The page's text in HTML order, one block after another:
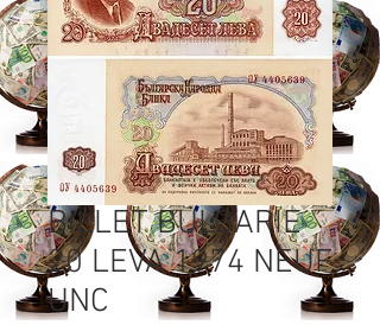
BILLET BULGARIE
20 LEVA 1974 NEUF
UNC